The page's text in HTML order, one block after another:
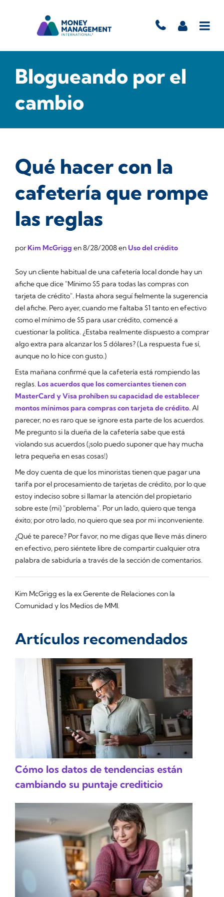
Blogueando por el
cambio
Qué hacer con la
cafetería que rompe
las reglas
porKim McGrigg en8/28/2008enUso del crédito
Soy un cliente habitual de una cafetería local donde hay un
afiche que dice "Mínimo $5 para todas las compras con
tarjeta de crédito". Hasta ahora seguí fielmente la sugerencia
del afiche. Pero ayer, cuando me faltaba $1 tanto en efectivo
como el mínimo de $5 para usar crédito, comencé a
cuestionar la política. ¿Estaba realmente dispuesto a comprar
algo extra para alcanzar los 5 dólares? (La respuesta fue sí,
aunque no lo hice con gusto.)
Esta mañana confirmé que la cafetería está rompiendo las
reglas.Los acuerdos que los comerciantes tienen con
MasterCard y Visa prohíben su capacidad de establecer
montos mínimos para compras con tarjeta de crédito.Al
parecer, no es raro que se ignore esta parte de los acuerdos.
Me pregunto si la dueña de la cafetería sabe que está
violando sus acuerdos (¡solo puedo suponer que hay mucha
letra pequeña en esas cosas!)
Me doy cuenta de que los minoristas tienen que pagar una
tarifa por el procesamiento de tarjetas de crédito, por lo que
estoy indeciso sobre si llamar la atención del propietario
sobre este (mi) "problema". Por un lado, quiero que tenga
éxito; por otro lado, no quiero que sea por mi inconveniente.
¿Qué te parece? Por favor, no me digas que lleve más dinero
en efectivo, pero siéntete libre de compartir cualquier otra
palabra de sabiduría a través de la sección de comentarios.
Kim McGrigg es la ex Gerente de Relaciones con la
Comunidad y los Medios de MMI.
Artículos recomendados
Cómo los datos de tendencias están
cambiando su puntaje crediticio